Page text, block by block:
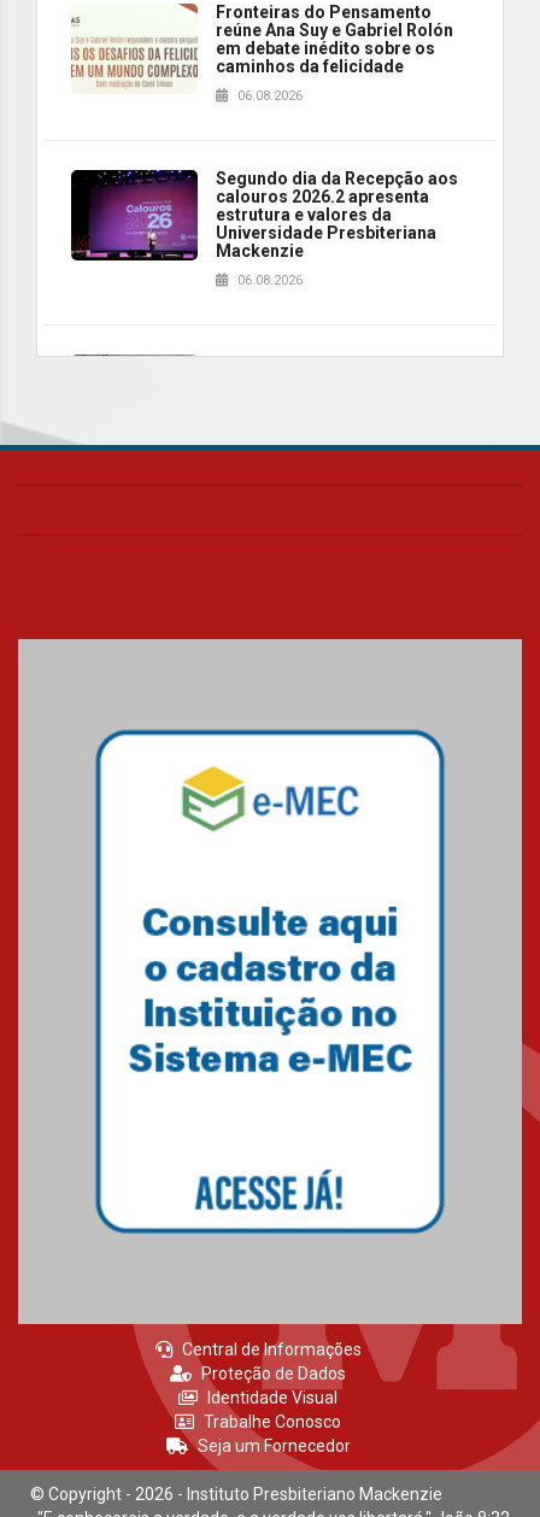
Fronteiras do Pensamento
reúne Ana Suy e Gabriel Rolón
em debate inédito sobre os
caminhos da felicidade
06.08.2026
Segundo dia da Recepção aos
calouros 2026.2 apresenta
estrutura e valores da
Universidade Presbiteriana
Mackenzie
06.08.2026
Nova apresentação do Centro
realizará nova edição da Feira
04.08.2026
Mackenzie recepciona os
calouros do segundo semestre
Como o Colégio Mackenzie
Brasília prepara seus
estudantes para o PAS antes
mesmo do Ensino Médio
04.08.2026
Central de Informações
Proteção de Dados
Identidade Visual
Trabalhe Conosco
Seja um Fornecedor
© Copyright - 2026 - Instituto Presbiteriano Mackenzie